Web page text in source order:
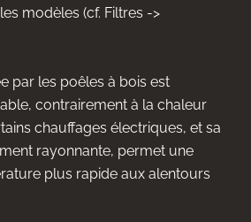
modèles (cf. Filtres ->
par les poêles à bois est
contrairement à la chaleur
chauffages électriques, et sa
rayonnante, permet une
plus rapide aux alentours